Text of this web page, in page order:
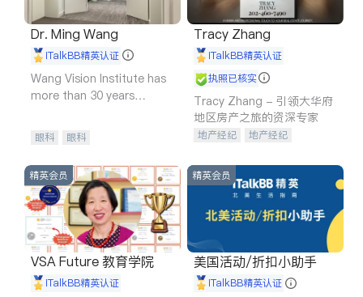
Dr. Ming Wang
iTalkBB精英认证
Wang Vision Institute has
more than 30 years
眼科 眼科
Tracy Zhang
iTalkBB精英认证
执照已核实
Tracy Zhang - 引领大华府
地区房产之旅的资深专家
地产经纪
地产经纪
商铺租售
精英会员
VSA Future 教育学院
iTalkBB精英认证
精英会员
美国活动/折扣小助手
iTalkBB精英认证